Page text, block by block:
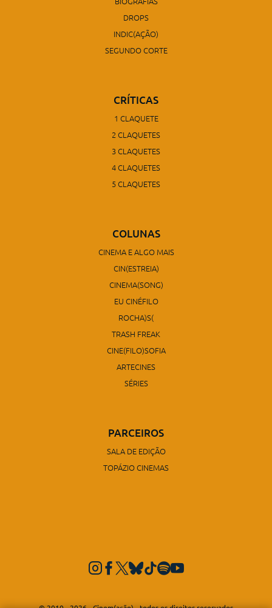
DROPS
INDIC(AÇÃO)
SEGUNDO CORTE
CRÍTICAS
1 CLAQUETE
2 CLAQUETES
3 CLAQUETES
4 CLAQUETES
5 CLAQUETES
COLUNAS
CINEMA E ALGO MAIS
CIN(ESTREIA)
CINEMA(SONG)
EU CINÉFILO
ROCHA)S(
TRASH FREAK
CINE(FILO)SOFIA
ARTECINES
SÉRIES
PARCEIROS
SALA DE EDIÇÃO
TOPÁZIO CINEMAS